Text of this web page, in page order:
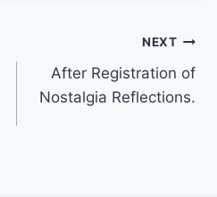
NEXT
After Registration of
Nostalgia Reflections.